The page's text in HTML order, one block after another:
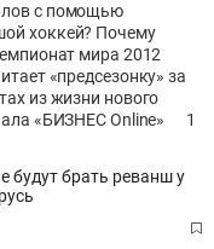
с помощью
хоккей? Почему
мира 2012
«предсезонку» за
из жизни нового
«БИЗНЕС Online»
1